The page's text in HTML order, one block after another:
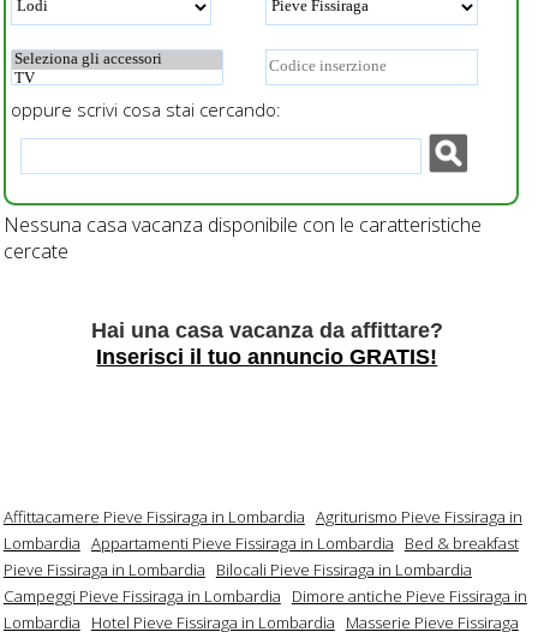
oppure scrivi cosa stai cercando:
Nessuna casa vacanza disponibile con le caratteristiche
cercate
Hai una casa vacanza da affittare?
Inserisci il tuo annuncio GRATIS!
Affittacamere Pieve Fissiraga in Lombardia Agriturismo Pieve Fissiraga in
Lombardia Appartamenti Pieve Fissiraga in Lombardia
Bed & breakfast
Pieve Fissiraga in Lombardia
Bilocali Pieve Fissiraga in Lombardia
Campeggi Pieve Fissiraga in Lombardia
Dimore antiche Pieve Fissiraga in
Lombardia
Hotel Pieve Fissiraga in Lombardia Masserie Pieve Fissiraga